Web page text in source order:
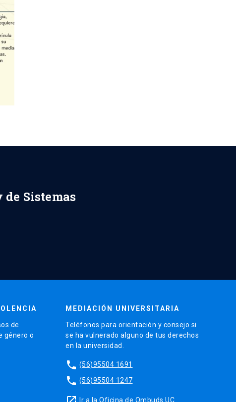
Sistemas
de
género o
MEDIACIÓN UNIVERSITARIA
Teléfonos para orientación y consejo si
se ha vulnerado alguno de tus derechos
en la universidad.
phone (56)95504 1691
phone (56)95504 1247
Ir a la Oficina de Ombuds UC